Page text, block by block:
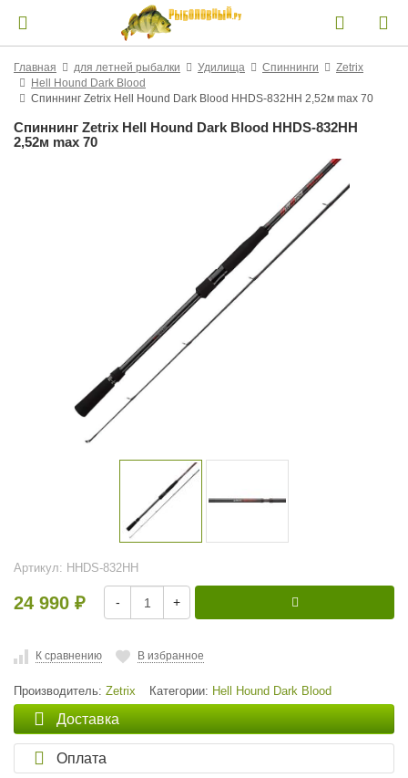
Главная для летней рыбалки Удилища Спиннинги
Zetrix
Hell Hound Dark Blood
Спиннинг Zetrix Hell Hound Dark Blood HHDS-832HH 2,52м max 70
Спиннинг Zetrix Hell Hound Dark Blood HHDS-832HH
2,52м max 70
Артикул: HHDS-832HH
24 990 ₽ - +
К сравнению В избранное
Производитель: Zetrix Категории: Hell Hound Dark Blood
Доставка
Оплата